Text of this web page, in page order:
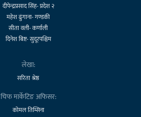
दीपेन्द्रप्रसाद सिंह- प्रदेश २
महेश ढुंगाना- गण्डकी
सीता वली- कर्णाली
दिनेश बिष्ट- सुदूरपश्चिम
लेखा:
सरिता श्रेष्ठ
चिफ मार्केटिङ अफिसर:
कोमल तिम्सिना